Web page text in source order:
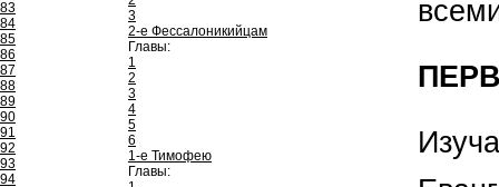
83
84
85
86
87
88
89
90
91
92
93
94
3
2-е Фессалоникийцам
Главы:
1
2
3
4
5
6
1-е Тимофею
Главы: